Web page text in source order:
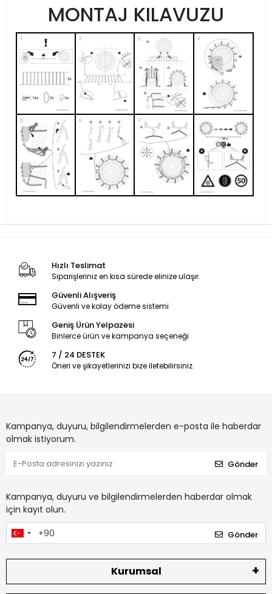
MONTAJ KILAVUZU
Hızlı Teslimat
Siparişleriniz en kısa sürede elinize ulaşır.
Güvenli Alışveriş
Güvenli ve kolay ödeme sistemi
Geniş Ürün Yelpazesi
Binlerce ürün ve kampanya seçeneği
7 / 24 DESTEK
Öneri ve şikayetlerinizi bize iletebilirsiniz.
Kampanya, duyuru, bilgilendirmelerden e-posta ile haberdar
olmak istiyorum.
Gönder
Kampanya, duyuru ve bilgilendirmelerden haberdar olmak
için kayıt olun.
Gönder
Kurumsal